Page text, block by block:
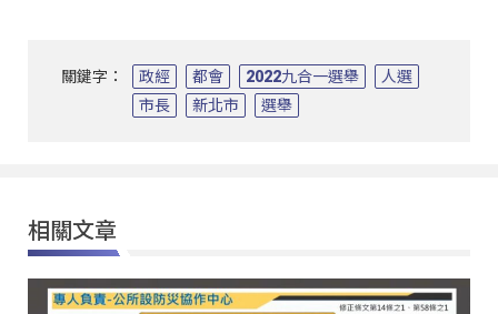
關鍵字： 政經 都會 2022九合一選舉
人選
市長
新北市 選舉
相關文章